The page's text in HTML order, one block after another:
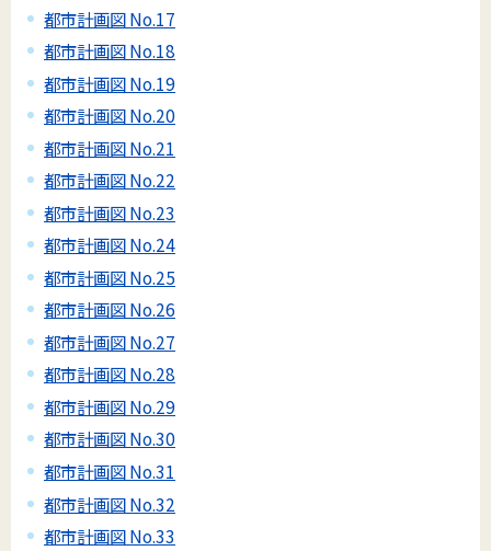
都市計画図 No.17
都市計画図 No.18
都市計画図 No.19
都市計画図 No.20
都市計画図 No.21
都市計画図 No.22
都市計画図 No.23
都市計画図 No.24
都市計画図 No.25
都市計画図 No.26
都市計画図 No.27
都市計画図 No.28
都市計画図 No.29
都市計画図 No.30
都市計画図 No.31
都市計画図 No.32
都市計画図 No.33